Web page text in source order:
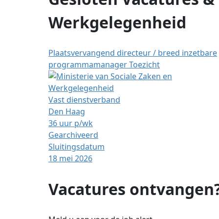
Werkgelegenheid
Plaatsvervangend directeur / breed inzetbare
programmamanager Toezicht
Vast dienstverband
Den Haag
36 uur p/wk
Gearchiveerd
Sluitingsdatum
18 mei 2026
Vacatures